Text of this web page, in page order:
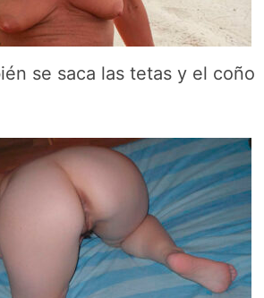
se saca las tetas y el coño